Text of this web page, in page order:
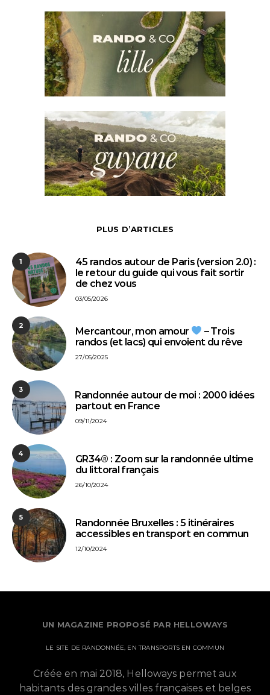
PLUS D’ARTICLES
1
45 randos autour de Paris (version 2.0) :
le retour du guide qui vous fait sortir
de chez vous
03/05/2026
2
Mercantour, mon amour
– Trois
randos (et lacs) qui envoient du rêve
27/05/2025
3
⁠Randonnée autour de moi : 2000 idées
partout en France
09/11/2024
4
GR34® : Zoom sur la randonnée ultime
du littoral français
26/10/2024
5
Randonnée Bruxelles : 5 itinéraires
accessibles en transport en commun
12/10/2024
UN MAGAZINE PROPOSÉ PAR HELLOWAYS
LE SITE DE RANDONNÉE, EN TRANSPORTS EN COMMUN
Créée en mai 2018, Helloways permet aux
habitants des grandes villes françaises et belges